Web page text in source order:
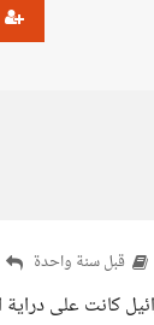
قبل سنة واحدة
كانت على